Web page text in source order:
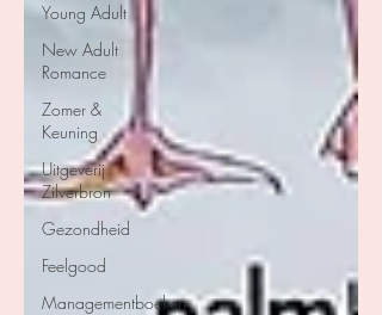
Young Adult
New Adult
Romance
Zomer &
Keuning
Uitgeverij
Zilverbron
Gezondheid
Feelgood
Managementboeken